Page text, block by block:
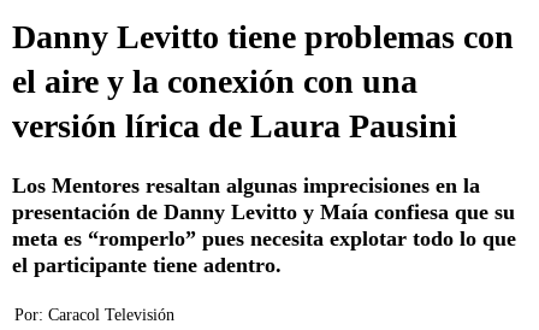
Danny Levitto tiene problemas con
el aire y la conexión con una
versión lírica de Laura Pausini
Los Mentores resaltan algunas imprecisiones en la
presentación de Danny Levitto y Maía confiesa que su
meta es “romperlo” pues necesita explotar todo lo que
el participante tiene adentro.
Por: Caracol Televisión